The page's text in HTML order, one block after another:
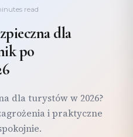
read
dla
po
dla turystów w 2026?
i praktyczne